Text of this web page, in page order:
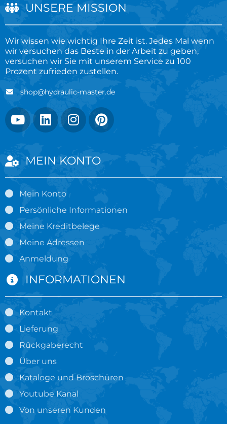
UNSERE MISSION
Wir wissen wie wichtig Ihre Zeit ist. Jedes Mal wenn
wir versuchen das Beste in der Arbeit zu geben,
versuchen wir Sie mit unserem Service zu 100
Prozent zufrieden zustellen.
shop@hydraulic-master.de
MEIN KONTO
Mein Konto
Persönliche Informationen
Meine Kreditbelege
Meine Adressen
Anmeldung
INFORMATIONEN
Kontakt
Lieferung
Rückgaberecht
Über uns
Kataloge und Broschüren
Youtube Kanal
Von unseren Kunden